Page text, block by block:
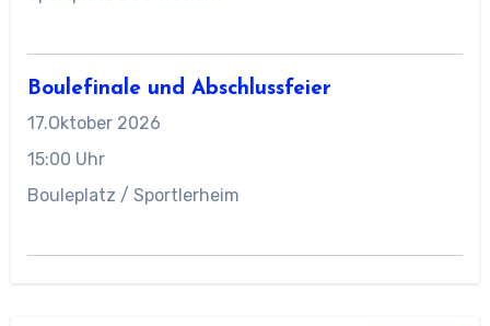
Boulefinale und Abschlussfeier
17.Oktober 2026
15:00 Uhr
Bouleplatz / Sportlerheim